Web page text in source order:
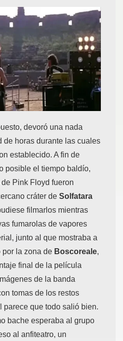
devoró una nada
de horas durante las cuales
establecido. A fin de
posible el tiempo baldío,
Pink Floyd fueron
cráter de Solfatara
filmarlos mientras
fumarolas de vapores
junto al que mostraba a
por la zona de Boscoreale,
final de la película
de la banda
tomas de los restos
parece que todo salió bien.
bache esperaba al grupo
al anfiteatro, un